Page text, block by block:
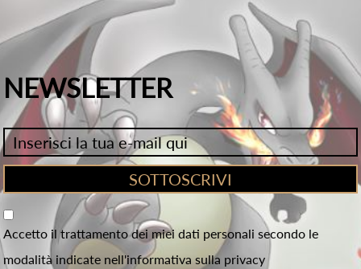
NEWSLETTER
Accetto il trattamento dei miei dati personali secondo le
modalità indicate nell'informativa sulla privacy